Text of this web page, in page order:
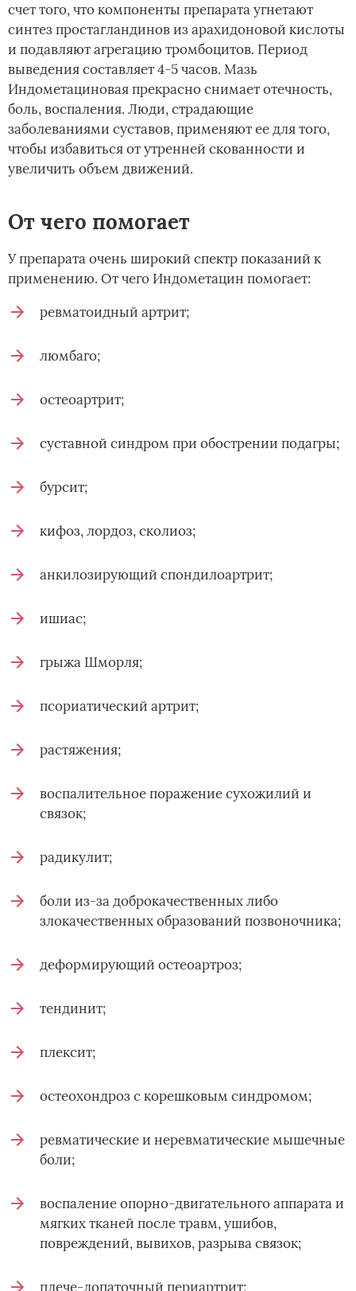
счет того, что компоненты препарата угнетают
синтез простагландинов из арахидоновой кислоты
и подавляют агрегацию тромбоцитов. Период
выведения составляет 4-5 часов. Мазь
Индометациновая прекрасно снимает отечность,
боль, воспаления. Люди, страдающие
заболеваниями суставов, применяют ее для того,
чтобы избавиться от утренней скованности и
увеличить объем движений.
От чего помогает
У препарата очень широкий спектр показаний к
применению. От чего Индометацин помогает:
ревматоидный артрит;
люмбаго;
остеоартрит;
суставной синдром при обострении подагры;
бурсит;
кифоз, лордоз, сколиоз;
анкилозирующий спондилоартрит;
ишиас;
грыжа Шморля;
псориатический артрит;
растяжения;
воспалительное поражение сухожилий и
связок;
радикулит;
боли из-за доброкачественных либо
злокачественных образований позвоночника;
деформирующий остеоартроз;
тендинит;
плексит;
остеохондроз с корешковым синдромом;
ревматические и неревматические мышечные
боли;
воспаление опорно-двигательного аппарата и
мягких тканей после травм, ушибов,
повреждений, вывихов, разрыва связок;
плече-лопаточный периартрит;